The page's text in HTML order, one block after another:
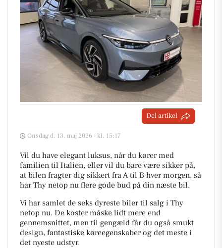
Del artikel
Onsdag d. 13. maj 2026 - kl. 15:17
Vil du have elegant luksus, når du kører med
familien til Italien, eller vil du bare være sikker på,
at bilen fragter dig sikkert fra A til B hver morgen, så
har Thy netop nu flere gode bud på din næste bil.
Vi har samlet de seks dyreste biler til salg i Thy
netop nu. De koster måske lidt mere end
gennemsnittet, men til gengæld får du også smukt
design, fantastiske køreegenskaber og det meste i
det nyeste udstyr.